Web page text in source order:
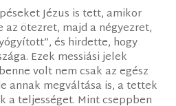
Jézus is tett, amikor
ötezret, majd a négyezret,
és hirdette, hogy
Ezek messiási jelek
volt nem csak az egész
annak megváltása is, a tettek
a teljességet. Mint cseppben